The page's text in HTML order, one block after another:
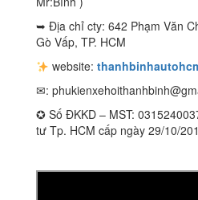
➥ Địa chỉ cty: 642 Phạm Văn
Gò Vấp, TP. HCM
website:
✉:
✪ Số ĐKKD – MST:
tư Tp. HCM cấp ngày 29/10/